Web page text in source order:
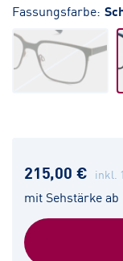
Fassungsfarbe:
215,00 € inkl.
mit Sehstärke ab